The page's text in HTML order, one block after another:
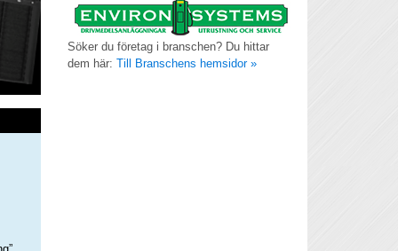
Söker du företag i branschen? Du hittar
dem här: Till Branschens hemsidor »